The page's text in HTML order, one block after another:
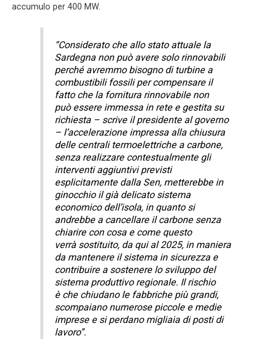
accumulo per 400 MW.
“Considerato che allo stato attuale la
Sardegna non può avere solo rinnovabili
perché avremmo bisogno di turbine a
combustibili fossili per compensare il
fatto che la fornitura rinnovabile non
può essere immessa in rete e gestita su
richiesta – scrive il presidente al governo
– l’accelerazione impressa alla chiusura
delle centrali termoelettriche a carbone,
senza realizzare contestualmente gli
interventi aggiuntivi previsti
esplicitamente dalla Sen, metterebbe in
ginocchio il già delicato sistema
economico dell’isola, in quanto si
andrebbe a cancellare il carbone senza
chiarire con cosa e come questo
verrà sostituito, da qui al 2025, in maniera
da mantenere il sistema in sicurezza e
contribuire a sostenere lo sviluppo del
sistema produttivo regionale. Il rischio
è che chiudano le fabbriche più grandi,
scompaiano numerose piccole e medie
imprese e si perdano migliaia di posti di
lavoro”.